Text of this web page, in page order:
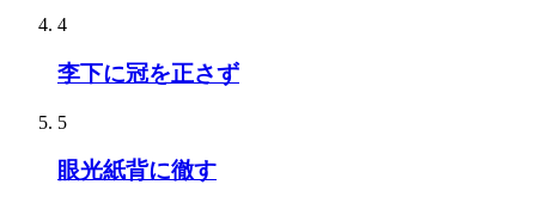
4
李下に冠を正さず
5
眼光紙背に徹す